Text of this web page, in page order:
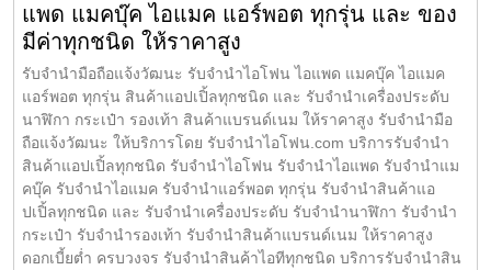
แพด แมคบุ๊ค ไอแมค แอร์พอต ทุกรุ่น และ ของ
มีค่าทุกชนิด ให้ราคาสูง
รับจำนำมือถือแจ้งวัฒนะ รับจำนำไอโฟน ไอแพด แมคบุ๊ค ไอแมค
แอร์พอต ทุกรุ่น สินค้าแอปเปิ้ลทุกชนิด และ รับจำนำเครื่องประดับ
นาฬิกา กระเป๋า รองเท้า สินค้าแบรนด์เนม ให้ราคาสูง รับจำนำมือ
ถือแจ้งวัฒนะ ให้บริการโดย รับจํานําไอโฟน.com บริการรับจำนำ
สินค้าแอปเปิ้ลทุกชนิด รับจำนำไอโฟน รับจำนำไอแพด รับจำนำแม
คบุ๊ค รับจำนำไอแมค รับจำนำแอร์พอต ทุกรุ่น รับจำนำสินค้าแอ
ปเปิ้ลทุกชนิด และ รับจำนำเครื่องประดับ รับจำนำนาฬิกา รับจำนำ
กระเป๋า รับจำนำรองเท้า รับจำนำสินค้าแบรนด์เนม ให้ราคาสูง
ดอกเบี้ยต่ำ ครบวงจร รับจำนำสินค้าไอทีทุกชนิด บริการรับจำนำสิน